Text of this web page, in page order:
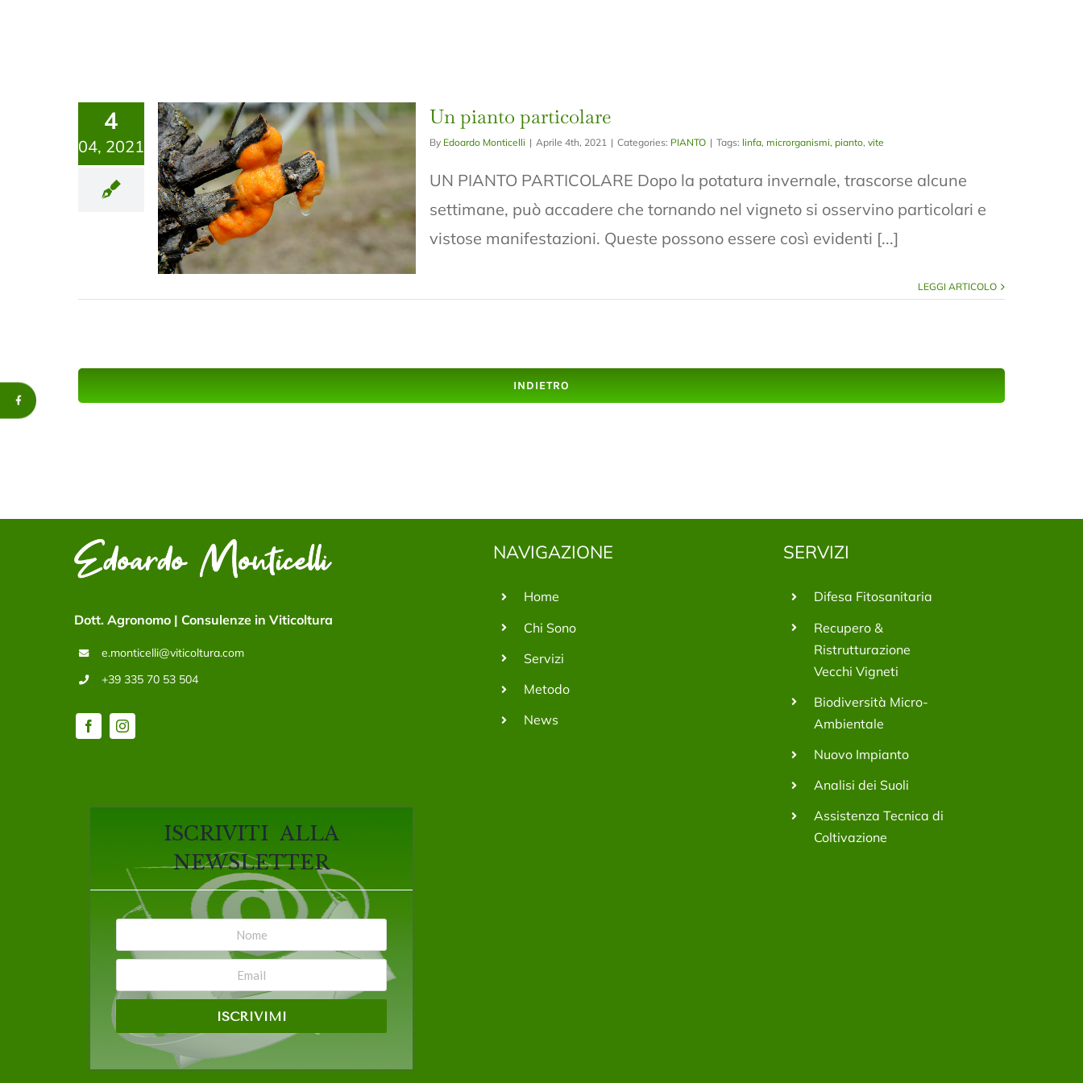
4
04, 2021
Un pianto particolare
By Edoardo Monticelli | Aprile 4th, 2021 | Categories: PIANTO | Tags: linfa, microrganismi, pianto, vite
UN PIANTO PARTICOLARE Dopo la potatura invernale, trascorse alcune
settimane, può accadere che tornando nel vigneto si osservino particolari e
vistose manifestazioni. Queste possono essere così evidenti [...]
LEGGI ARTICOLO
INDIETRO
Dott. Agronomo | Consulenze in Viticoltura
e.monticelli@viticoltura.com
+39 335 70 53 504
ISCRIVITI ALLA
NEWSLETTER
ISCRIVIMI
NAVIGAZIONE
Home
Chi Sono
Servizi
Metodo
News
SERVIZI
Difesa Fitosanitaria
Recupero &
Ristrutturazione
Vecchi Vigneti
Biodiversità Micro-
Ambientale
Nuovo Impianto
Analisi dei Suoli
Assistenza Tecnica di
Coltivazione